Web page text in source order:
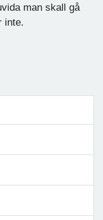
man skall gå
inte.